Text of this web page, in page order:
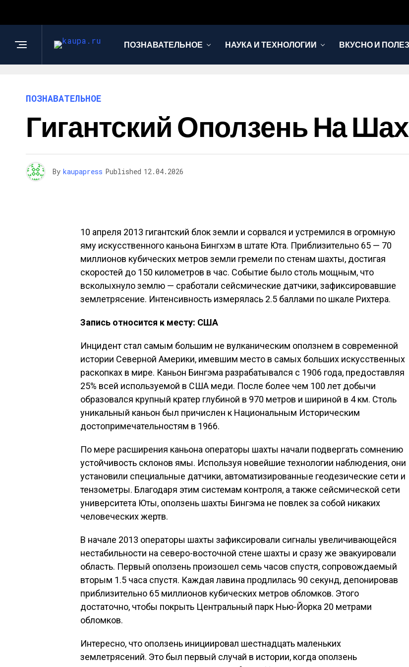
ПОЗНАВАТЕЛЬНОЕ НАУКА И ТЕХНОЛОГИИ ВКУСНО И
ПОЗНАВАТЕЛЬНОЕ
Гигантский Оползень На
By kaupapress Published 12.04.2026
10 апреля 2013 гигантский блок земли и сорвался и устремился в огромную
яму искусственного каньона Бингхэм в штате Юта. Приблизительно 65 — 70
миллионов кубических метров земли гремели по стенам шахты, достигая
скоростей до 150 километров в час. Событие было столь мощным, что
всколыхнуло землю — сработали сейсмические датчики, зафиксировавшие
землетрясение. Интенсивность измерялась 2.5 баллами по шкале Рихтера.
Запись относится к месту: США
Инцидент стал самым большим не вулканическим оползнем в современной
истории Северной Америки, имевшим место в самых больших искусственных
раскопках в мире. Каньон Бингэма разрабатывался с 1906 года, предоставляя
25% всей используемой в США меди. После более чем 100 лет добычи
образовался крупный кратер глубиной в 970 метров и шириной в 4 км. Столь
уникальный каньон был причислен к Национальным Историческим
достопримечательностям в 1966.
По мере расширения каньона операторы шахты начали подвергать сомнению
устойчивость склонов ямы. Используя новейшие технологии наблюдения, они
установили специальные датчики, автоматизированные геодезические сети и
тензометры. Благодаря этим системам контроля, а также сейсмической сети
университета Юты, оползень шахты Бингэма не повлек за собой никаких
человеческих жертв.
В начале 2013 операторы шахты зафиксировали сигналы увеличивающейся
нестабильности на северо-восточной стене шахты и сразу же эвакуировали
область. Первый оползень произошел семь часов спустя, сопровождаемый
вторым 1.5 часа спустя. Каждая лавина продлилась 90 секунд, депонировав
приблизительно 65 миллионов кубических метров обломков. Этого
достаточно, чтобы покрыть Центральный парк Нью-Йорка 20 метрами
обломков.
Интересно, что оползень инициировал шестнадцать маленьких
землетрясений. Это был первый случай в истории, когда оползень